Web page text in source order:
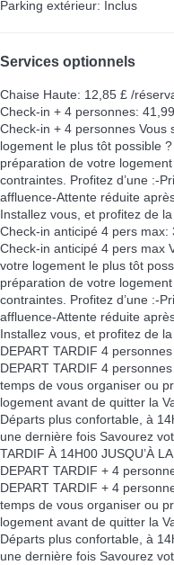
Parking extérieur: Inclus
Services optionnels
Chaise Haute: 12,85 £ /
Check-in + 4 personnes:
Check-in + 4 personnes Vous
logement le plus tôt possible
préparation de votre
contraintes. Profitez d’une :-
affluence-Attente réduite
Installez vous, et profitez de
Check-in anticipé 4 pers max:
Check-in anticipé 4 pers max
votre logement le plus tôt
préparation de votre
contraintes. Profitez d’une :-
affluence-Attente réduite
Installez vous, et profitez de
DEPART TARDIF 4
DEPART TARDIF 4
temps de vous organiser ou
logement avant de quitter la
Départs plus confortable, à
une dernière fois Savourez
TARDIF À 14H00 JUSQU’À
DEPART TARDIF + 4
DEPART TARDIF + 4
temps de vous organiser ou
logement avant de quitter la
Départs plus confortable, à
une dernière fois Savourez